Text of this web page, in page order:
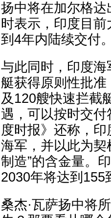
扬中将在加尔格达
时表示，印度目
到4年内陆续交付。
与此同时，印度
艇获得原则性批
及120艘快速拦截
遇，可以按时交
度时报》还称，
海军，并以此为契
制造”的含金量。
2030年将达到155
桑杰·瓦萨扬中将